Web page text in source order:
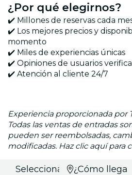
¿Por qué elegirnos?
✔️ Millones de reservas cada
✔️ Los mejores precios y
momento
✔️ Miles de experiencias únicas
✔️ Opiniones de usuarios
✔️ Atención al cliente 24/7
Experiencia proporcionada por
Todas las ventas de entradas
pueden ser reembolsadas,
modificadas. Haz clic aquí para
Selecciona
¿Cómo